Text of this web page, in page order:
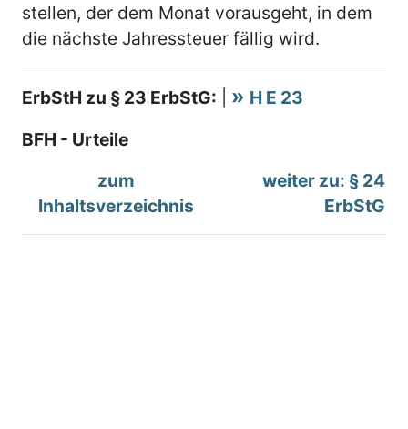
stellen, der dem Monat vorausgeht, in dem
die nächste Jahressteuer fällig wird.
ErbStH zu § 23 ErbStG:
H E 23
BFH - Urteile
zum
Inhaltsverzeichnis
weiter zu: § 24
ErbStG